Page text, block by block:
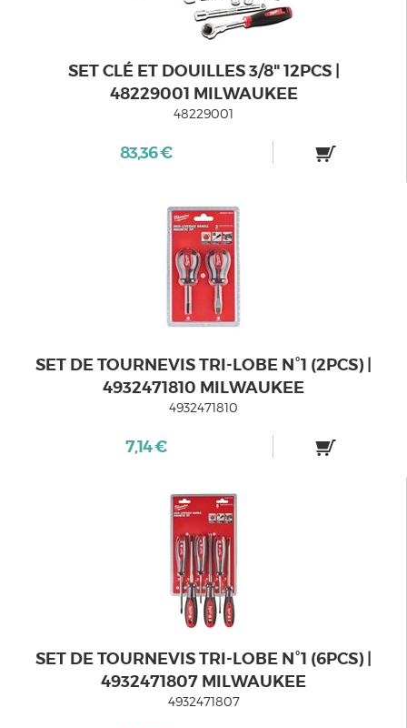
SET CLÉ ET DOUILLES 3/8" 12PCS |
48229001 MILWAUKEE
48229001
83,36 €
SET DE TOURNEVIS TRI-LOBE N°1 (2PCS) |
4932471810 MILWAUKEE
4932471810
7,14 €
SET DE TOURNEVIS TRI-LOBE N°1 (6PCS) |
4932471807 MILWAUKEE
4932471807